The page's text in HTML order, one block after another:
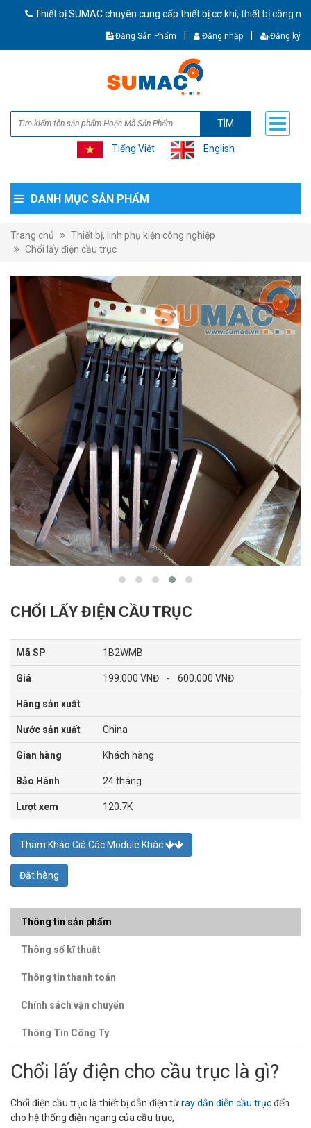
bị SUMAC chuyên cung cấp thiết bị cơ khí, thiết bị công nghiệp
Đăng Sản Phẩm Đăng nhập Đăng ký
TÌM
Tiếng Việt English
DANH MỤC SẢN PHẨM
Trang chủ
Thiết bị, linh phụ kiện công nghiệp
Chổi lấy điện cầu trục
CHỔI LẤY ĐIỆN CẦU TRỤC
Mã SP 1B2WMB
Giá 199.000 VNĐ - 600.000 VNĐ
Hãng sản xuất
Nước sản xuất China
Gian hàng Khách hàng
Bảo Hành 24 tháng
Lượt xem 120.7K
Tham Khảo Giá Các Module Khác
Đặt hàng
Thông tin sản phẩm
Thông số kĩ thuật
Thông tin thanh toán
Chính sách vận chuyển
Thông Tin Công Ty
Chổi lấy điện cho cầu trục là gì?
Chổi điện cầu trục là thiết bị dẫn điện từray dẫn điễn cầu trụcđến
cho hệ thống điện ngang của cầu trục,